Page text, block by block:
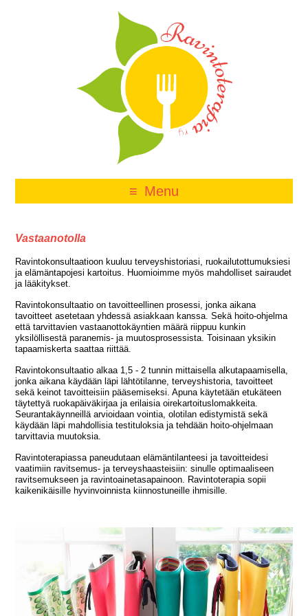
Menu
Vastaanotolla
Ravintokonsultaatioon kuuluu terveyshistoriasi, ruokailutottumuksiesi
ja elämäntapojesi kartoitus. Huomioimme myös mahdolliset sairaudet
ja lääkitykset.
Ravintokonsultaatio on tavoitteellinen prosessi, jonka aikana
tavoitteet asetetaan yhdessä asiakkaan kanssa. Sekä hoito-ohjelma
että tarvittavien vastaanottokäyntien määrä riippuu kunkin
yksilöllisestä paranemis- ja muutosprosessista. Toisinaan yksikin
tapaamiskerta saattaa riittää.
Ravintokonsultaatio alkaa 1,5 - 2 tunnin mittaisella alkutapaamisella,
jonka aikana käydään läpi lähtötilanne, terveyshistoria, tavoitteet
sekä keinot tavoitteisiin pääsemiseksi. Apuna käytetään etukäteen
täytettyä ruokapäiväkirjaa ja erilaisia oirekartoituslomakkeita.
Seurantakäynneillä arvioidaan vointia, olotilan edistymistä sekä
käydään läpi mahdollisia testituloksia ja tehdään hoito-ohjelmaan
tarvittavia muutoksia.
Ravintoterapiassa paneudutaan elämäntilanteesi ja tavoitteidesi
vaatimiin ravitsemus- ja terveyshaasteisiin: sinulle optimaaliseen
ravitsemukseen ja ravintoainetasapainoon. Ravintoterapia sopii
kaikenikäisille hyvinvoinnista kiinnostuneille ihmisille.